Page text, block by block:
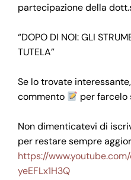
partecipazione della
“DOPO DI NOI: GLI
TUTELA”
Se lo trovate
commento
per farcelo
Non dimenticatevi di
per restare sempre
https://
yeEFLx1H3Q